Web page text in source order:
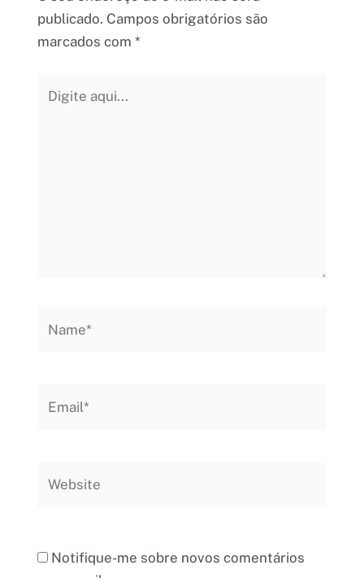
publicado. Campos obrigatórios são
marcados com *
aqui...
Notifique-me sobre novos comentários